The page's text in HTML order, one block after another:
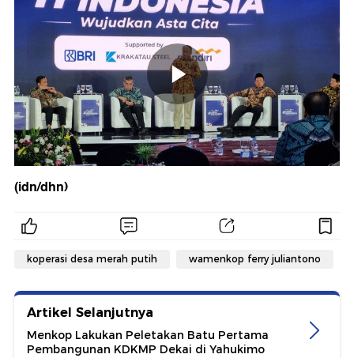
(idn/dhn)
koperasi desa merah putih wamenkop ferry juliantono
Artikel Selanjutnya
Menkop Lakukan Peletakan Batu Pertama
Pembangunan KDKMP Dekai di Yahukimo